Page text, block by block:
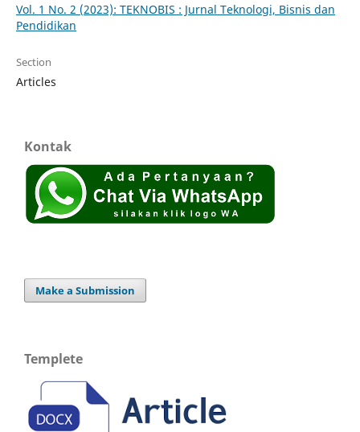
Vol. 1 No. 2 (2023): TEKNOBIS : Jurnal Teknologi, Bisnis dan
Pendidikan
Section
Articles
Kontak
Make a Submission
Templete